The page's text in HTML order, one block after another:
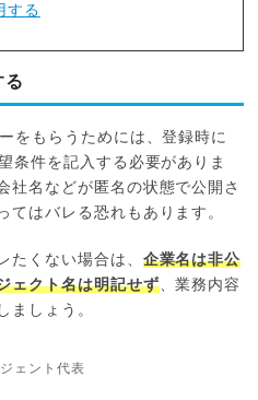
する
る
をもらうためには、登録時に
条件を記入する必要がありま
社名などが匿名の状態で公開さ
てはバレる恐れもあります。
たくない場合は、 企業名は非公
ェクト名は明記せず、業務内容
ましょう。
ェント代表